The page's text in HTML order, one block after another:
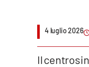
Imprese Di Calabria
Le perfidie di Antonella Grippo
4 luglio 2026
Il